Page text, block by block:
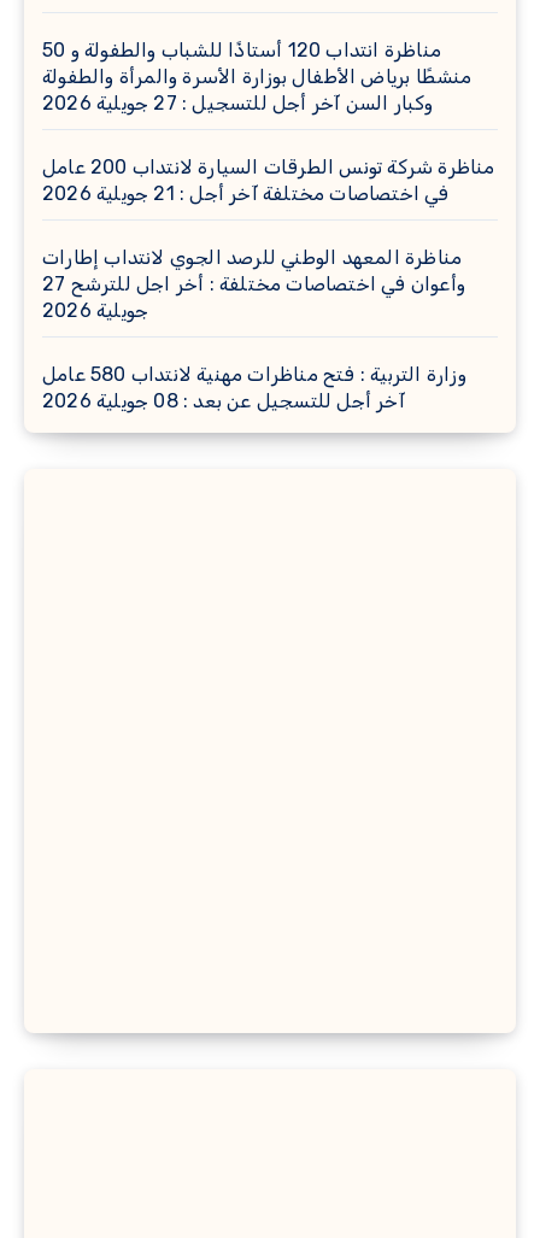
مناظرة انتداب 120 أستاذًا للشباب والطفولة و 50
منشطًا برياض الأطفال بوزارة الأسرة والمرأة والطفولة
وكبار السن آخر أجل للتسجيل : 27 جويلية 2026
مناظرة شركة تونس الطرقات السيارة لانتداب 200 عامل
في اختصاصات مختلفة آخر أجل : 21 جويلية 2026
مناظرة المعهد الوطني للرصد الجوي لانتداب إطارات
وأعوان في اختصاصات مختلفة : أخر اجل للترشح 27
جويلية 2026
وزارة التربية : فتح مناظرات مهنية لانتداب 580 عامل
آخر أجل للتسجيل عن بعد : 08 جويلية 2026